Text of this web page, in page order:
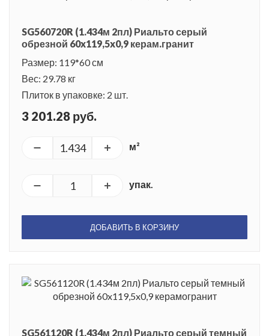
SG560720R (1.434м 2пл) Риальто серый
обрезной 60x119,5x0,9 керам.гранит
Размер: 119*60 см
Вес: 29.78 кг
Плиток в упаковке: 2 шт.
3 201.28 руб.
м²
упак.
ДОБАВИТЬ В КОРЗИНУ
SG561120R (1.434м 2пл) Риальто серый темный